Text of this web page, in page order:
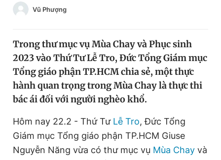
Chào ngày mới
Video Magazine
Sản phẩm khác
Tiện ích Bạn cần biết
Thông tin tòa soạn Liên hệ quảng cáo
Vũ Phượng
Trong thư mục vụ Mùa Chay và Phục sinh
2023 vào Thứ Tư Lễ Tro, Đức Tổng Giám mục
Tổng giáo phận TP.HCM chia sẻ, một thực
hành quan trọng trong Mùa Chay là thực thi
bác ái đối với người nghèo khổ.
Hôm nay 22.2 - Thứ Tư Lễ Tro, Đức Tổng
Giám mục Tổng giáo phận TP.HCM Giuse
Nguyễn Năng vừa có thư mục vụ Mùa Chay và